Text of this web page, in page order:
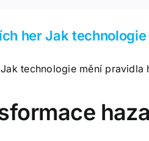
her Jak
technologie mění pravidla